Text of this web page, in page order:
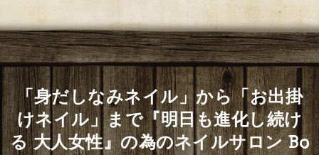
「身だしなみネイル」から「お出掛
けネイル」まで『明日も進化し続け
る 大人女性』の為のネイルサロン Bo